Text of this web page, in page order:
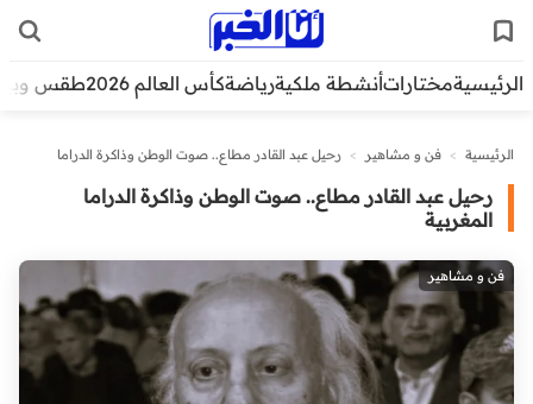
الرئيسيةمختاراتأنشطة ملكيةرياضةكأس العالم 2026 طقس
الرئيسية > فن و مشاهير > رحيل عبد القادر مطاع.. صوت الوطن وذاكرة الدراما
رحيل عبد القادر مطاع.. صوت الوطن وذاكرة الدراما
المغربية
فن و مشاهير